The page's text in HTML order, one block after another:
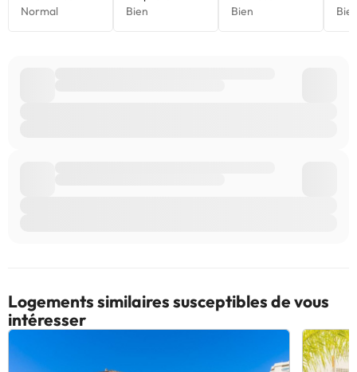
Logements similaires susceptibles de vous
intéresser